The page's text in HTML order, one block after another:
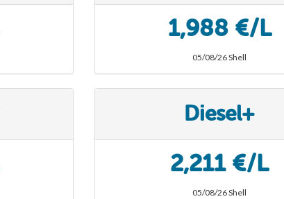
1,988 €/L
05/08/26 Shell
Diesel+
2,211 €/L
05/08/26 Shell